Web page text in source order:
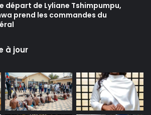
départ de Lyliane Tshimpumpu,
prend les commandes du
à jour